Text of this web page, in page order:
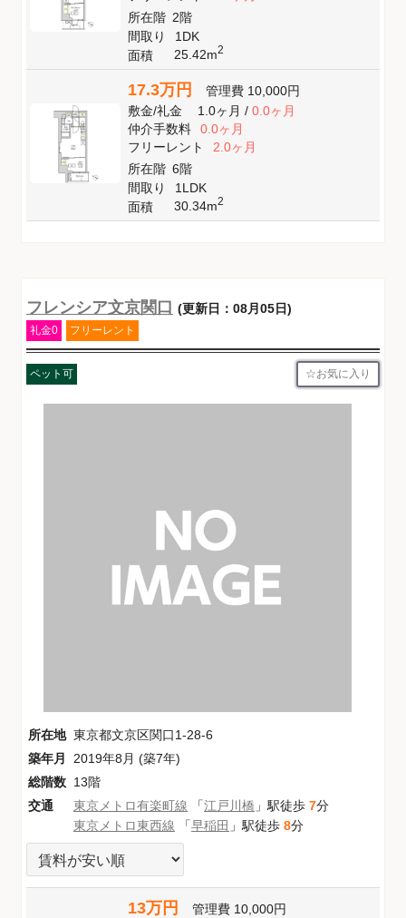
所在階 2階
間取り
1DK
面積
25.42m2
17.3万円 管理費 10,000円
敷金/礼金 1.0ヶ月/ 0.0ヶ月
仲介手数料
0.0ヶ月
フリーレント
2.0ヶ月
所在階 6階
間取り
1LDK
面積
30.34m2
フレンシア文京関口 (更新日：08月05日)
礼金0 フリーレント
ペット可 お気に入り
所在地 東京都文京区関口1-28-6
築年月
2019年8月 (築7年)
総階数 13階
交通
東京メトロ有楽町線 「江戸川橋 」駅徒歩 7分
東京メトロ東西線 「早稲田 」駅徒歩 8分
13万円 管理費 10,000円